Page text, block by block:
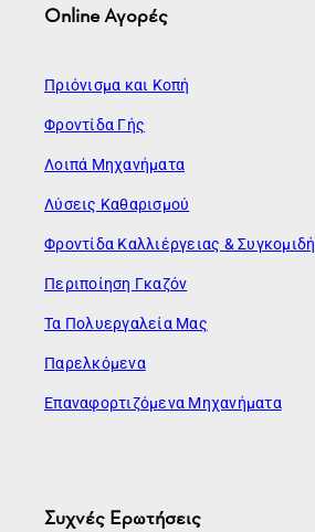
Online Αγορές
Πριόνισμα και Κοπή
Φροντίδα Γής
Λοιπά Μηχανήματα
Λύσεις Καθαρισμού
Φροντίδα Καλλιέργειας & Συγκομιδή
Περιποίηση Γκαζόν
Τα Πολυεργαλεία Μας
Παρελκόμενα
Επαναφορτιζόμενα Μηχανήματα
Συχνές Ερωτήσεις